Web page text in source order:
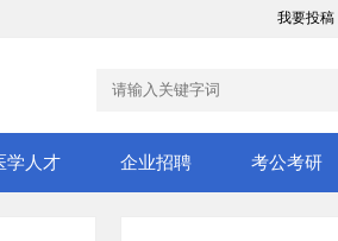
我要投稿
学人才 企业招聘 考公考研